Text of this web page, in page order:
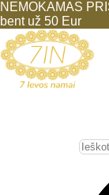
NEMOKAMAS
bent už 50 Eur